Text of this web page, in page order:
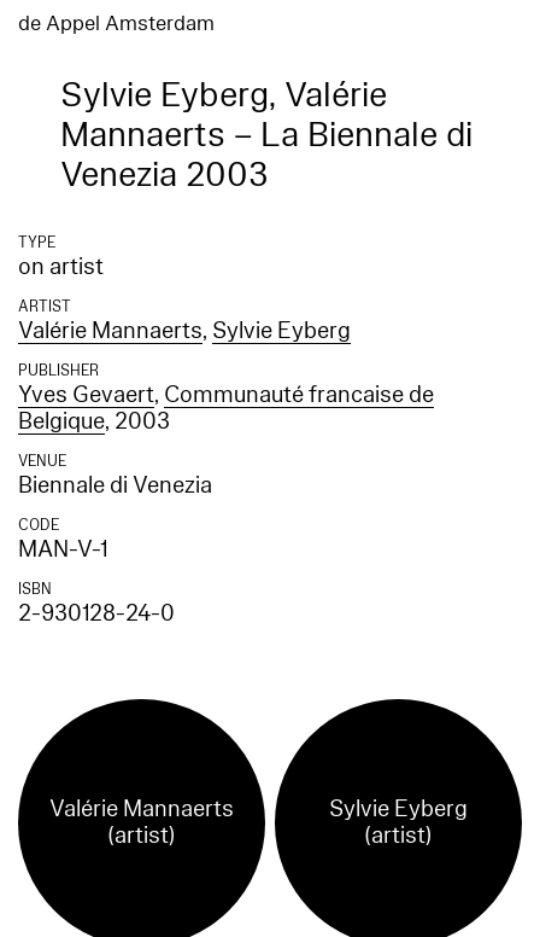
de Appel Amsterdam
Sylvie Eyberg, Valérie
Mannaerts – La Biennale di
Venezia 2003
TYPE
on artist
ARTIST
Valérie Mannaerts, Sylvie Eyberg
PUBLISHER
Yves Gevaert, Communauté francaise de
Belgique, 2003
VENUE
Biennale di Venezia
CODE
MAN-V-1
ISBN
2-930128-24-0
Valérie Mannaerts
(artist)
Sylvie Eyberg
(artist)